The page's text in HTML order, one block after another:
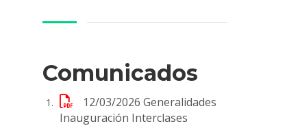
Comunicados
12/03/2026 Generalidades
Inauguración Interclases